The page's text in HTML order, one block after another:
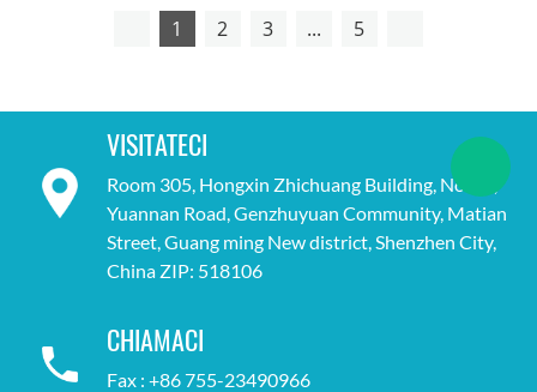
1 2 3 ... 5
VISITATECI
Room 305, Hongxin Zhichuang Building, No. 18,
Yuannan Road, Genzhuyuan Community, Matian
Street, Guang ming New district, Shenzhen City,
China ZIP: 518106
CHIAMACI
Fax : +86 755-23490966